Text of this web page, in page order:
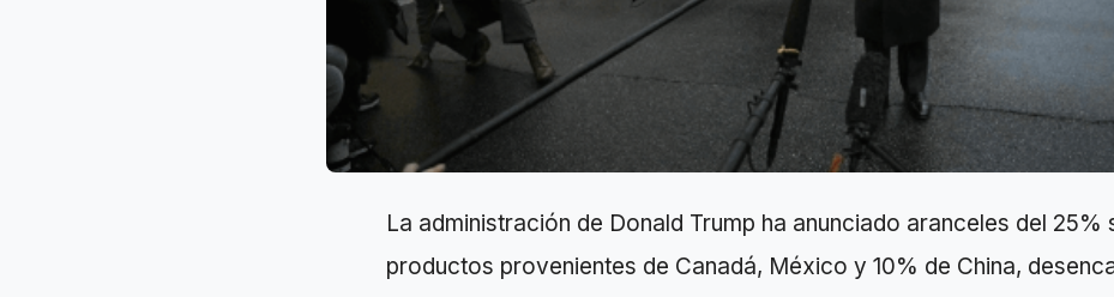
La administración de Donald Trump ha anunciado aranceles del 25%
productos provenientes de Canadá, México y 10% de China,